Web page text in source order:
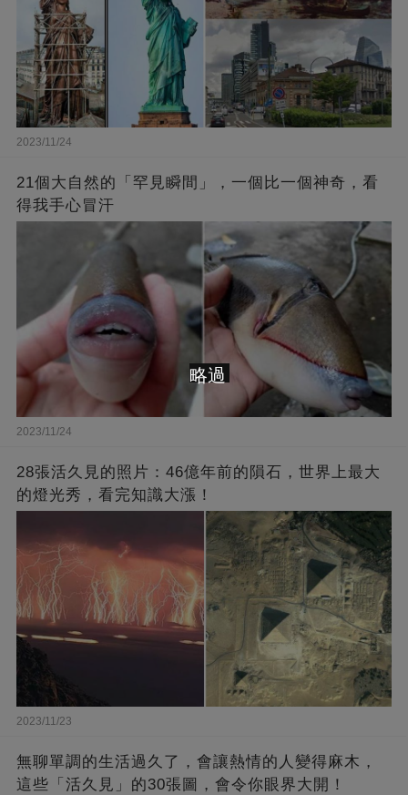
2023/11/24
21個大自然的「罕見瞬間」，一個比一個神奇，看
得我手心冒汗
2023/11/24
28張活久見的照片：46億年前的隕石，世界上最大
的燈光秀，看完知識大漲！
2023/11/23
無聊單調的生活過久了，會讓熱情的人變得麻木，
這些「活久見」的30張圖，會令你眼界大開！
略過